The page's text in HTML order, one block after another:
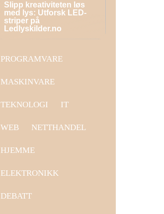
Slipp kreativiteten løs
med lys: Utforsk LED-
striper på
Ledlyskilder.no
PROGRAMVARE
MASKINVARE
TEKNOLOGI IT
WEB NETTHANDEL
HJEMME
ELEKTRONIKK
DEBATT